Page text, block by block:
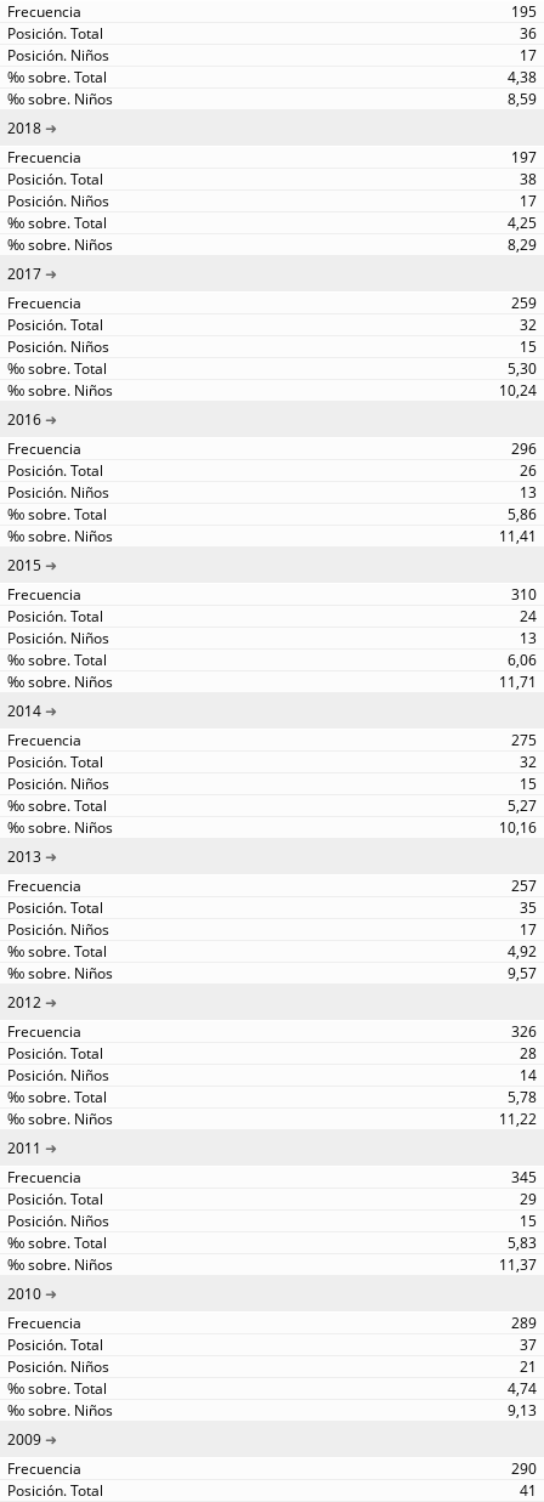
195
36
17
4,38
8,59
2018
197
38
17
4,25
8,29
2017
259
32
15
5,30
10,24
2016
296
26
13
5,86
11,41
2015
310
24
13
6,06
11,71
2014
275
32
15
5,27
10,16
2013
257
35
17
4,92
9,57
2012
326
28
14
5,78
11,22
2011
345
29
15
5,83
11,37
2010
289
37
21
4,74
9,13
2009
290
41